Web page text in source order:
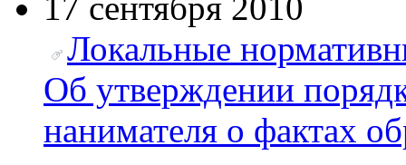
Локальные
Об утверждении
нанимателя о фактах